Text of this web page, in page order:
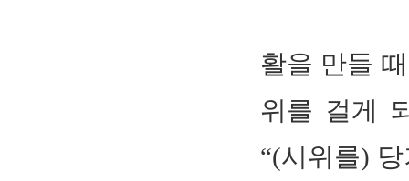
활을 만들
위를 걸게
“(시위를)